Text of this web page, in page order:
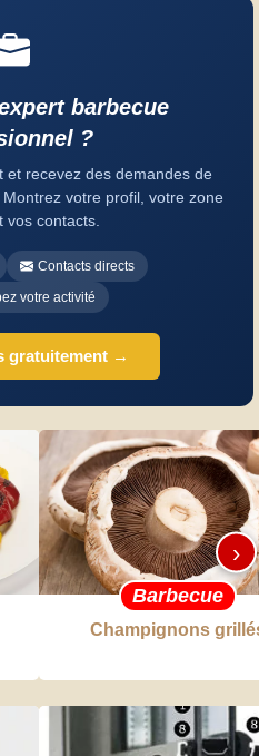
barbecue
?
et recevez des demandes de
votre profil, votre zone
vos contacts.
Contacts directs
votre activité
gratuitement →
Barbecue
Champignons
›